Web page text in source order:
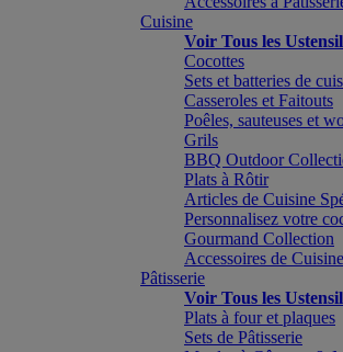
Cuisine
Voir Tous les
Cocottes
Sets et batteries de
Casseroles et Faitouts
Poêles, sauteuses et
Grils
BBQ Outdoor
Plats à Rôtir
Articles de Cuisine
Personnalisez votre
Gourmand Collection
Accessoires de Cuisine
Pâtisserie
Voir Tous les
Plats à four et plaques
Sets de Pâtisserie